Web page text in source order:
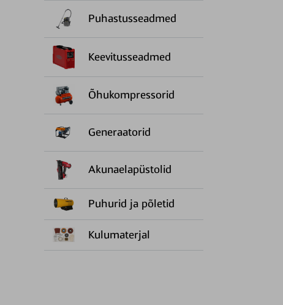
Puhastusseadmed
Keevitusseadmed
Õhukompressorid
Generaatorid
Akunaelapüstolid
Puhurid ja põletid
Kulumaterjal